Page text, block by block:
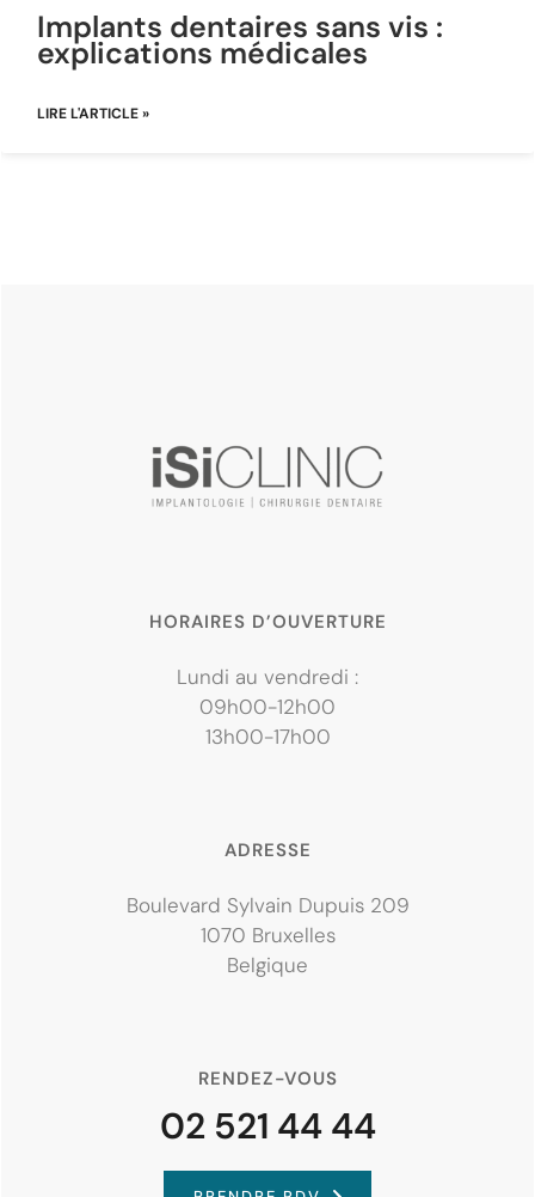
Implants dentaires sans vis :
explications médicales
LIRE L'ARTICLE »
HORAIRES D’OUVERTURE
Lundi au vendredi :
09h00-12h00
13h00-17h00
ADRESSE
Boulevard Sylvain Dupuis 209
1070 Bruxelles
Belgique
RENDEZ-VOUS
02 521 44 44